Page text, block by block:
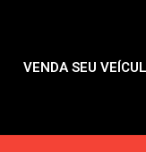
VENDA SEU